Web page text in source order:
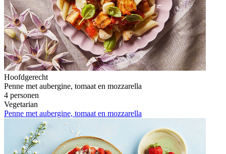
Hoofdgerecht
Penne met aubergine, tomaat en mozzarella
4 personen
Vegetarian
Penne met aubergine, tomaat en mozzarella